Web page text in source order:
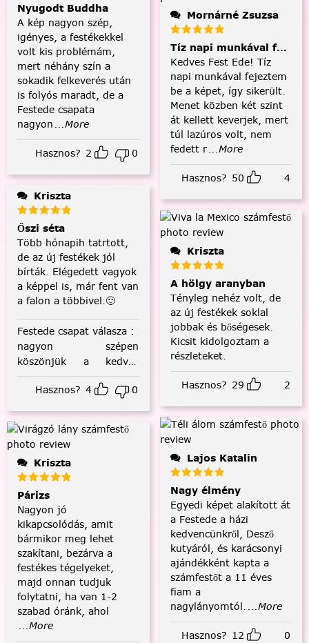
Nyugodt Buddha
A kép nagyon szép,
igényes, a festékekkel
volt kis problémám,
mert néhány szín a
sokadik felkeverés után
is folyós maradt, de a
Festede csapata
nagyon ...More
Hasznos? 2 0
Kriszta
Őszi séta
Több hónapih tatrtott,
de az új festékek jól
bírták. Elégedett vagyok
a képpel is, már fent van
a falon a többivel.🙂
Festede csapat válasza :
nagyon szépen
köszönjük a kedves
visszajelzést! :)
Hasznos? 4 0
Kriszta
Párizs
Nagyon jó
kikapcsolódás, amit
bármikor meg lehet
szakítani, bezárva a
festékes tégelyeket,
majd onnan tudjuk
folytatni, ha van 1-2
szabad óránk, ahol
...More
Mornárné Zsuzsa
Tíz napi munkával
Kedves Fest Ede! Tíz
napi munkával fejeztem
be a képet, így sikerült.
Menet közben két szint
át kellett keverjek, mert
túl lazúros volt, nem
fedett r...More
Hasznos? 50 4
Kriszta
A hölgy aranyban
Tényleg nehéz volt, de
az új festékek soklal
jobbak és bőségesek.
Kicsit kidolgoztam a
részleteket.
Hasznos? 29 2
Lajos Katalin
Nagy élmény
Egyedi képet alakított át
a Festede a házi
kedvencünkről, Desző
kutyáról, és karácsonyi
ajándékként kapta a
számfestőt a 11 éves
fiam a
nagylányomtól. ...More
Hasznos? 12 0